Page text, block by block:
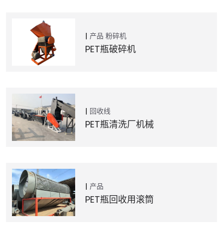
产品 粉碎机
PET瓶破碎机
回收线
PET瓶清洗厂机械
产品
PET瓶回收用滚筒